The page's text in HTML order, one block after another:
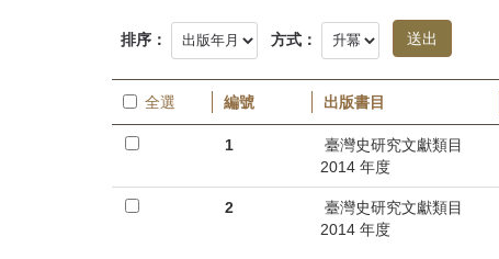
究
所-
首
頁
排序： 方式：
全選 編號 出版書目
1
臺灣史研究文獻類目
2014 年度
2
臺灣史研究文獻類目
2014 年度